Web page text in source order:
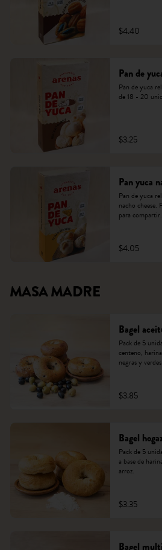
$4.40
Pan de
Pan de yuca
de 18 - 20
$3.25
Pan yuca
Pan de yuca
nacho cheese.
para compartir.
$4.05
MASA MADRE
Bagel
Pack de 5
centeno,
negras y verdes.
$3.85
Bagel
Pack de 5
a base de
arroz.
$3.35
Bagel